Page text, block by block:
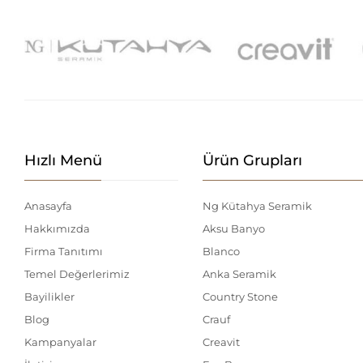
Hızlı Menü
Anasayfa
Hakkımızda
Firma Tanıtımı
Temel Değerlerimiz
Bayilikler
Blog
Kampanyalar
Ürün Grupları
Ng Kütahya Seramik
Aksu Banyo
Blanco
Anka Seramik
Country Stone
Crauf
Creavit